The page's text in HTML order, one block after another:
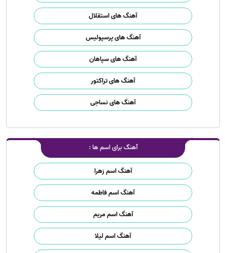
آهنگ های استقلال
آهنگ های پرسپولیس
آهنگ های سپاهان
آهنگ های تراکتور
آهنگ های نساجی
آهنگ برای اسم ها :
آهنگ اسم زهرا
آهنگ اسم فاطمه
آهنگ اسم مریم
آهنگ اسم لیلا